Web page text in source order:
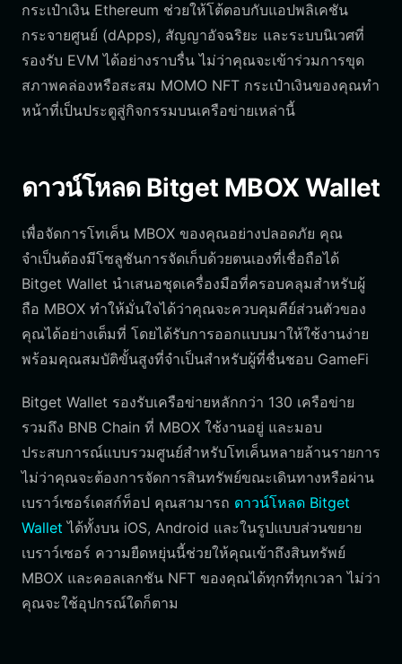
กระเป๋าเงิน Ethereum ช่วยให้โต้ตอบกับแอปพลิเคชัน
กระจายศูนย์ (dApps), สัญญาอัจฉริยะ และระบบนิเวศที่
รองรับ EVM ได้อย่างราบรื่น ไม่ว่าคุณจะเข้าร่วมการขุด
สภาพคล่องหรือสะสม MOMO NFT กระเป๋าเงินของคุณทำ
หน้าที่เป็นประตูสู่กิจกรรมบนเครือข่ายเหล่านี้
ดาวน์โหลด Bitget MBOX Wallet
เพื่อจัดการโทเค็น MBOX ของคุณอย่างปลอดภัย คุณ
จำเป็นต้องมีโซลูชันการจัดเก็บด้วยตนเองที่เชื่อถือได้
Bitget Wallet นำเสนอชุดเครื่องมือที่ครอบคลุมสำหรับผู้
ถือ MBOX ทำให้มั่นใจได้ว่าคุณจะควบคุมคีย์ส่วนตัวของ
คุณได้อย่างเต็มที่ โดยได้รับการออกแบบมาให้ใช้งานง่าย
พร้อมคุณสมบัติขั้นสูงที่จำเป็นสำหรับผู้ที่ชื่นชอบ GameFi
Bitget Wallet รองรับเครือข่ายหลักกว่า 130 เครือข่าย
รวมถึง BNB Chain ที่ MBOX ใช้งานอยู่ และมอบ
ประสบการณ์แบบรวมศูนย์สำหรับโทเค็นหลายล้านรายการ
ไม่ว่าคุณจะต้องการจัดการสินทรัพย์ขณะเดินทางหรือผ่าน
เบราว์เซอร์เดสก์ท็อป คุณสามารถ ดาวน์โหลด Bitget
Wallet ได้ทั้งบน iOS, Android และในรูปแบบส่วนขยาย
เบราว์เซอร์ ความยืดหยุ่นนี้ช่วยให้คุณเข้าถึงสินทรัพย์
MBOX และคอลเลกชัน NFT ของคุณได้ทุกที่ทุกเวลา ไม่ว่า
คุณจะใช้อุปกรณ์ใดก็ตาม